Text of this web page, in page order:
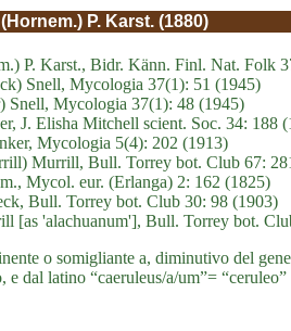
P. Karst. (1880)
P. Karst., Bidr. Känn. Finl. Nat. Folk
Snell, Mycologia 37(1): 51 (1945)
Snell, Mycologia 37(1): 48 (1945)
J. Elisha Mitchell scient. Soc. 34: 188
Mycologia 5(4): 202 (1913)
Murrill, Bull. Torrey bot. Club 67:
Mycol. eur. (Erlanga) 2: 162 (1825)
Bull. Torrey bot. Club 30: 98 (1903)
[as 'alachuanum'], Bull. Torrey bot.
o somigliante a, diminutivo del
e dal latino “caeruleus/a/um”=